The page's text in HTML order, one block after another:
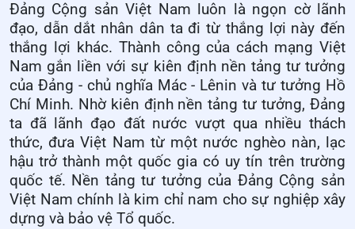
Đảng Cộng sản Việt Nam luôn là ngọn cờ lãnh
đạo, dẫn dắt nhân dân ta đi từ thắng lợi này đến
thắng lợi khác. Thành công của cách mạng Việt
Nam gắn liền với sự kiên định nền tảng tư tưởng
của Đảng - chủ nghĩa Mác - Lênin và tư tưởng Hồ
Chí Minh. Nhờ kiên định nền tảng tư tưởng, Đảng
ta đã lãnh đạo đất nước vượt qua nhiều thách
thức, đưa Việt Nam từ một nước nghèo nàn, lạc
hậu trở thành một quốc gia có uy tín trên trường
quốc tế. Nền tảng tư tưởng của Đảng Cộng sản
Việt Nam chính là kim chỉ nam cho sự nghiệp xây
dựng và bảo vệ Tổ quốc.